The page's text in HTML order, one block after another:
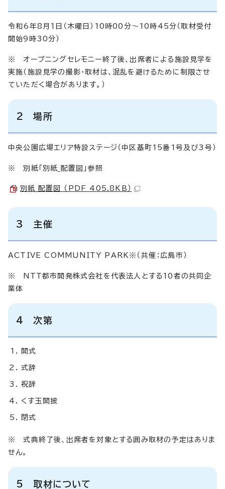
令和6年8月1日（木曜日）10時00分～10時45分（取材受付
開始9時30分）
※ オープニングセレモニー終了後、出席者による施設見学を
実施（施設見学の撮影・取材は、混乱を避けるために制限させ
ていただく場合があります。）
2 場所
中央公園広場エリア特設ステージ（中区基町15番1号及び3号）
※ 別紙「別紙_配置図」参照
別紙_配置図 （PDF 405.8KB）
3 主催
ACTIVE COMMUNITY PARK※（共催：広島市）
※ NTT都市開発株式会社を代表法人とする10者の共同企
業体
4 次第
開式
式辞
祝辞
くす玉開披
閉式
※ 式典終了後、出席者を対象とする囲み取材の予定はありま
せん。
5 取材について